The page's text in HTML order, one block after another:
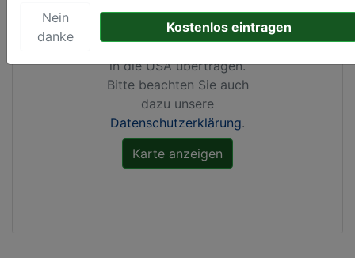
Google Maps Cookies
gesetzt, IhreIP-Adresse
gespeichertund Daten
in die USA übertragen.
Bitte beachten Sie auch
dazu unsere
Datenschutzerklärung.
Nein
danke
Kostenlos eintragen